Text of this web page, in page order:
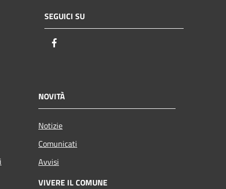
SEGUICI SU
NOVITÀ
Notizie
Comunicati
Avvisi
VIVERE IL COMUNE